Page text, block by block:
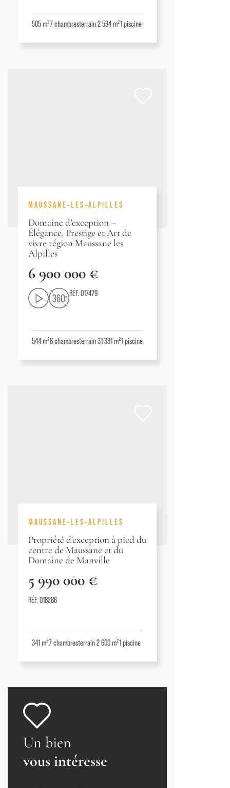
505 m²7chambresterrain 2 534 m²1piscine
MAUSSANE-LES-ALPILLES
Domaine d’exception –
Élégance, Prestige et Art de
vivre région Maussane les
Alpilles
6 900 000 €
RÉF. 017479
544 m²8chambresterrain 31 331 m²1piscine
MAUSSANE-LES-ALPILLES
Propriété d'exception à pied du
centre de Maussane et du
Domaine de Manville
5 990 000 €
RÉF. 018286
341 m²7chambresterrain 2 600 m²1piscine
Un bien
vous intéresse